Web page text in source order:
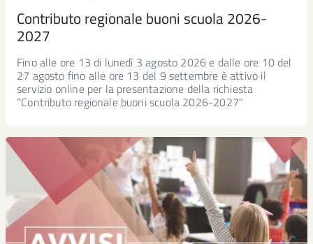
Contributo regionale buoni scuola 2026-
2027
Fino alle ore 13 di lunedì 3 agosto 2026 e dalle ore 10 del
27 agosto fino alle ore 13 del 9 settembre è attivo il
servizio online per la presentazione della richiesta
“Contributo regionale buoni scuola 2026-2027"